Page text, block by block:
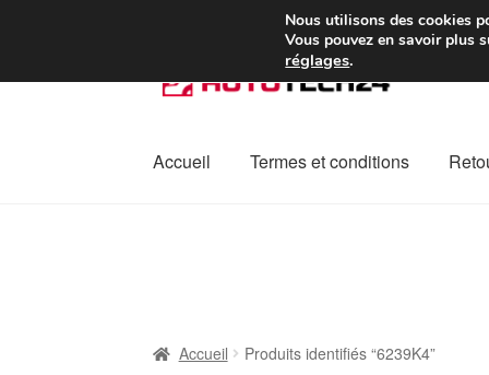
Colissimo livraison à
à
navigation
au
Accueil
Termes et conditions
Accueil Produits identifiés “6239K4”
Nous utilisons des cookies
Vous pouvez en savoir plus
réglages.